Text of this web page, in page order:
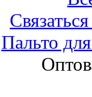
Пальто